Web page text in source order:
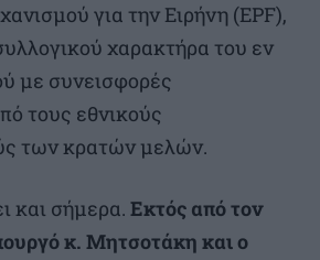
για την Ειρήνη (EPF),
χαρακτήρα του εν
με συνεισφορές
τους εθνικούς
των κρατών μελών.
και σήμερα. Εκτός από τον
κ. Μητσοτάκη και ο